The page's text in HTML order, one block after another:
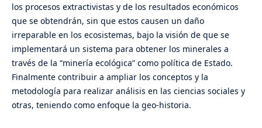
los procesos extractivistas y de los resultados económicos
que se obtendrán, sin que estos causen un daño
irreparable en los ecosistemas, bajo la visión de que se
implementará un sistema para obtener los minerales a
través de la “minería ecológica” como política de Estado.
Finalmente contribuir a ampliar los conceptos y la
metodología para realizar análisis en las ciencias sociales y
otras, teniendo como enfoque la geo-historia.